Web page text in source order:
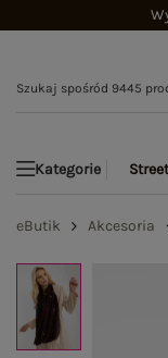
Kategorie
eButik Akcesoria